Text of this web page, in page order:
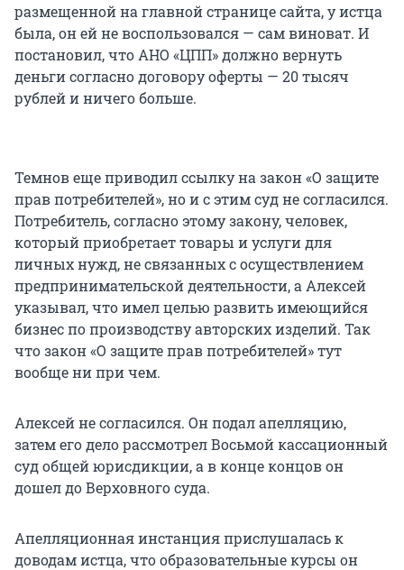
размещенной на главной странице сайта, у истца
была, он ей не воспользовался — сам виноват. И
постановил, что АНО «ЦПП» должно вернуть
деньги согласно договору оферты — 20 тысяч
рублей и ничего больше.
Темнов еще приводил ссылку на закон «О защите
прав потребителей», но и с этим суд не согласился.
Потребитель, согласно этому закону, человек,
который приобретает товары и услуги для
личных нужд, не связанных с осуществлением
предпринимательской деятельности, а Алексей
указывал, что имел целью развить имеющийся
бизнес по производству авторских изделий. Так
что закон «О защите прав потребителей» тут
вообще ни при чем.
Алексей не согласился. Он подал апелляцию,
затем его дело рассмотрел Восьмой кассационный
суд общей юрисдикции, а в конце концов он
дошел до Верховного суда.
Апелляционная инстанция прислушалась к
доводам истца, что образовательные курсы он